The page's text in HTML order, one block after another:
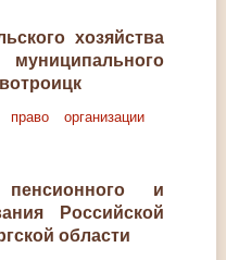
хозяйства
организации
и
Российской
области